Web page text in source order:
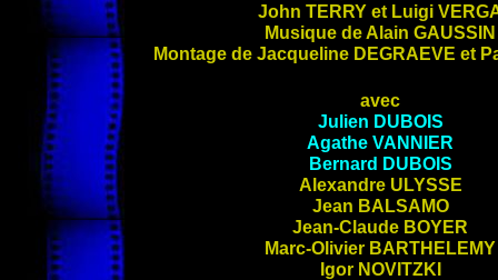
John TERRY et Luigi
Musique de Alain GAUSSIN
Montage de Jacqueline DEGRAEVE et
avec
Julien DUBOIS
Agathe VANNIER
Bernard DUBOIS
Alexandre ULYSSE
Jean BALSAMO
Jean-Claude BOYER
Marc-Olivier BARTHELEMY
Igor NOVITZKI